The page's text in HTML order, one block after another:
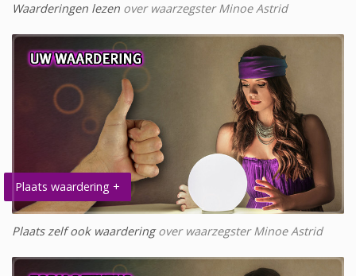
Waarderingen lezen over waarzegster Minoe Astrid
Plaats waardering +
Plaats zelf ook waarderingover waarzegster Minoe Astrid